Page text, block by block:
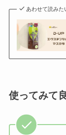
あわせて読みた
使ってみて